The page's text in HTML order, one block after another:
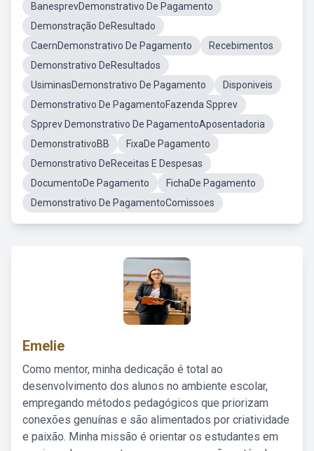
BanesprevDemonstrativo De Pagamento
Demonstração DeResultado
CaernDemonstrativo De Pagamento
Recebimentos
Demonstrativo DeResultados
UsiminasDemonstrativo De Pagamento
Disponiveis
Demonstrativo De PagamentoFazenda Spprev
Spprev Demonstrativo De PagamentoAposentadoria
DemonstrativoBB
FixaDe Pagamento
Demonstrativo DeReceitas E Despesas
DocumentoDe Pagamento
FichaDe Pagamento
Demonstrativo De PagamentoComissoes
Emelie
Como mentor, minha dedicação é total ao
desenvolvimento dos alunos no ambiente escolar,
empregando métodos pedagógicos que priorizam
conexões genuínas e são alimentados por criatividade
e paixão. Minha missão é orientar os estudantes em